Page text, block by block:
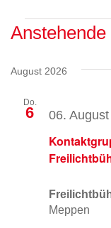
Anstehende
wählen.
August 2026
Do.
6 06.
Meppen